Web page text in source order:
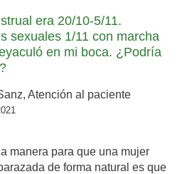
era 20/10-5/11.
sexuales 1/11 con marcha
en mi boca. ¿Podría
Atención al paciente
manera para que una mujer
de forma natural es que